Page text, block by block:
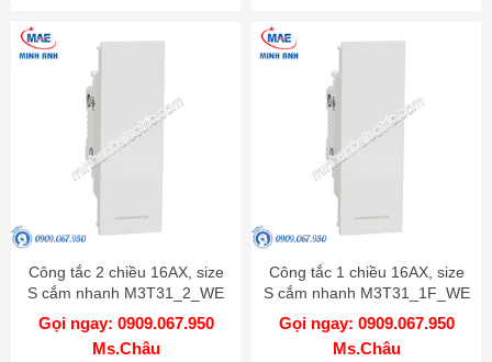
Công tắc 2 chiều 16AX, size
S cắm nhanh M3T31_2_WE
Gọi ngay: 0909.067.950
Ms.Châu
Công tắc 1 chiều 16AX, size
S cắm nhanh M3T31_1F_WE
Gọi ngay: 0909.067.950
Ms.Châu